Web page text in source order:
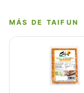
MÁS DE TAIFUN